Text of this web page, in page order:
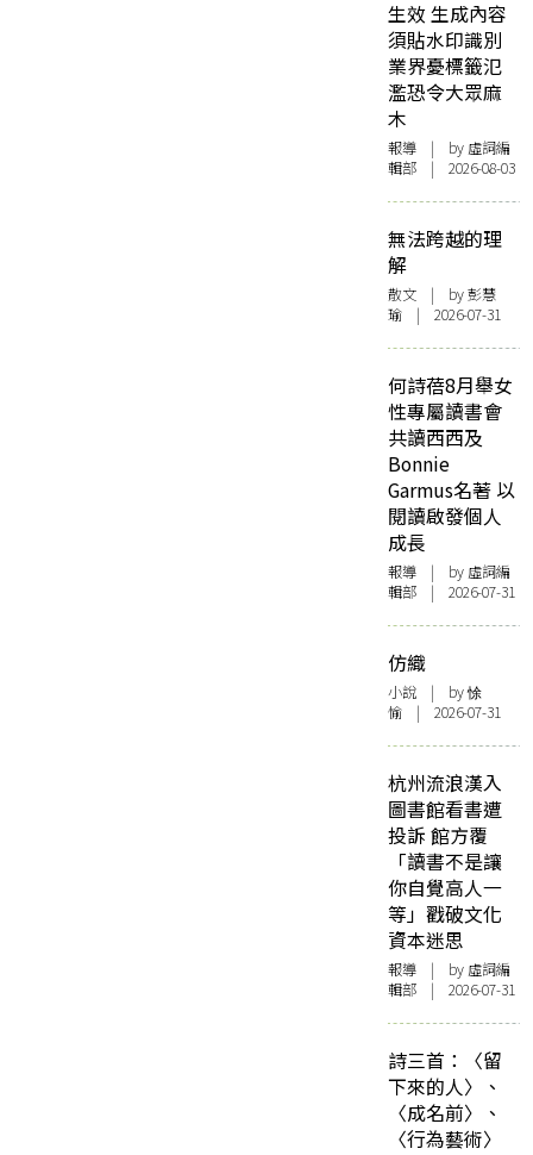
生效 生成內容
須貼水印識別
業界憂標籤氾
濫恐令大眾麻
木
報導 | by 虛詞編
輯部 | 2026-08-03
無法跨越的理
解
散文 | by 彭慧
瑜 | 2026-07-31
何詩蓓8月舉女
性專屬讀書會
共讀西西及
Bonnie
Garmus名著 以
閱讀啟發個人
成長
報導 | by 虛詞編
輯部 | 2026-07-31
仿織
小說 | by 悇
愉 | 2026-07-31
杭州流浪漢入
圖書館看書遭
投訴 館方覆
「讀書不是讓
你自覺高人一
等」戳破文化
資本迷思
報導 | by 虛詞編
輯部 | 2026-07-31
詩三首：〈留
下來的人〉、
〈成名前〉、
〈行為藝術〉